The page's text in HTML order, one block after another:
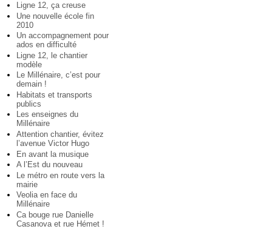
Ligne 12, ça creuse
Une nouvelle école fin
2010
Un accompagnement pour
ados en difficulté
Ligne 12, le chantier
modèle
Le Millénaire, c’est pour
demain !
Habitats et transports
publics
Les enseignes du
Millénaire
Attention chantier, évitez
l’avenue Victor Hugo
En avant la musique
A l’Est du nouveau
Le métro en route vers la
mairie
Veolia en face du
Millénaire
Ca bouge rue Danielle
Casanova et rue Hémet !